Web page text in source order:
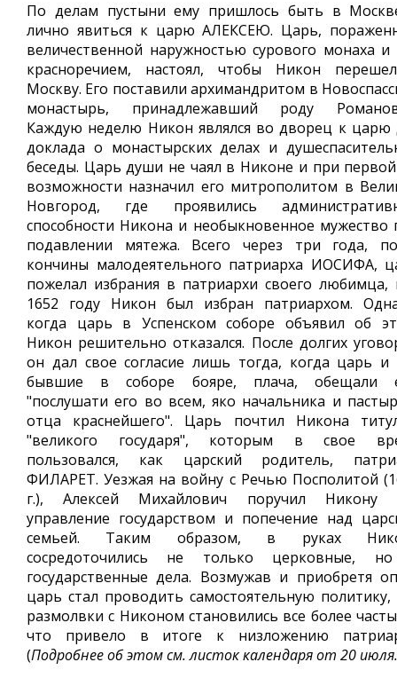
По делам пустыни ему пришлось быть в
лично явиться к царю АЛЕКСЕЮ. Царь,
величественной наружностью сурового монаха и
красноречием, настоял, чтобы Никон
Москву. Его поставили архимандритом в
монастырь, принадлежавший роду
Каждую неделю Никон являлся во дворец к царю
доклада о монастырских делах и
беседы. Царь души не чаял в Никоне и при
возможности назначил его митрополитом в
Новгород, где проявились
способности Никона и необыкновенное мужество
подавлении мятежа. Всего через три года,
кончины малодеятельного патриарха ИОСИФА,
пожелал избрания в патриархи своего любимца,
1652 году Никон был избран патриархом.
когда царь в Успенском соборе объявил об
Никон решительно отказался. После долгих
он дал свое согласие лишь тогда, когда царь и
бывшие в соборе бояре, плача, обещали
"послушати его во всем, яко начальника и
отца краснейшего". Царь почтил Никона
"великого государя", которым в свое
пользовался, как царский родитель,
ФИЛАРЕТ. Уезжая на войну с Речью Посполитой
г.), Алексей Михайлович поручил Никону
управление государством и попечение над
семьей. Таким образом, в руках
сосредоточились не только церковные,
государственные дела. Возмужав и приобретя
царь стал проводить самостоятельную политику,
размолвки с Никоном становились все более
что привело в итоге к низложению
(Подробнее об этом см. листок календаря от 20 июля.